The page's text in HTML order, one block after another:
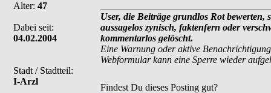
Alter: 47
Dabei seit:
04.02.2004
Stadt / Stadtteil:
I-Arzl
User, die Beiträge grundlos Rot
aussagelos zynisch, faktenfern oder
kommentarlos gelöscht.
Eine Warnung oder aktive
Webformular kann eine Sperre wieder
Findest Du dieses Posting gut?